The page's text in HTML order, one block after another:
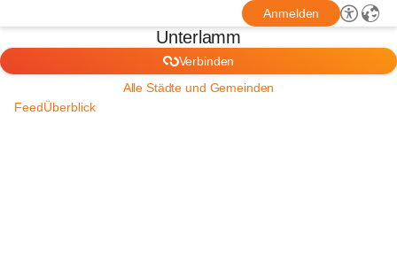
Anmelden
Unterlamm
Verbinden
Alle Städte und Gemeinden
FeedÜberblick